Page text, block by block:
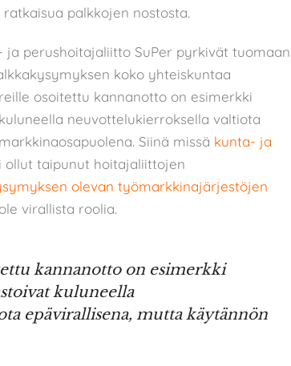
palkkojen nostosta.
ja perushoitajaliitto SuPer pyrkivät tuomaan
koko yhteiskuntaa
osoitettu kannanotto on esimerkki
neuvottelukierroksella valtiota
Siinä missä kunta- ja
ollut taipunut hoitajaliittojen
olevan työmarkkinajärjestöjen
virallista roolia.
kannanotto on esimerkki
kuluneella
epävirallisena, mutta käytännön